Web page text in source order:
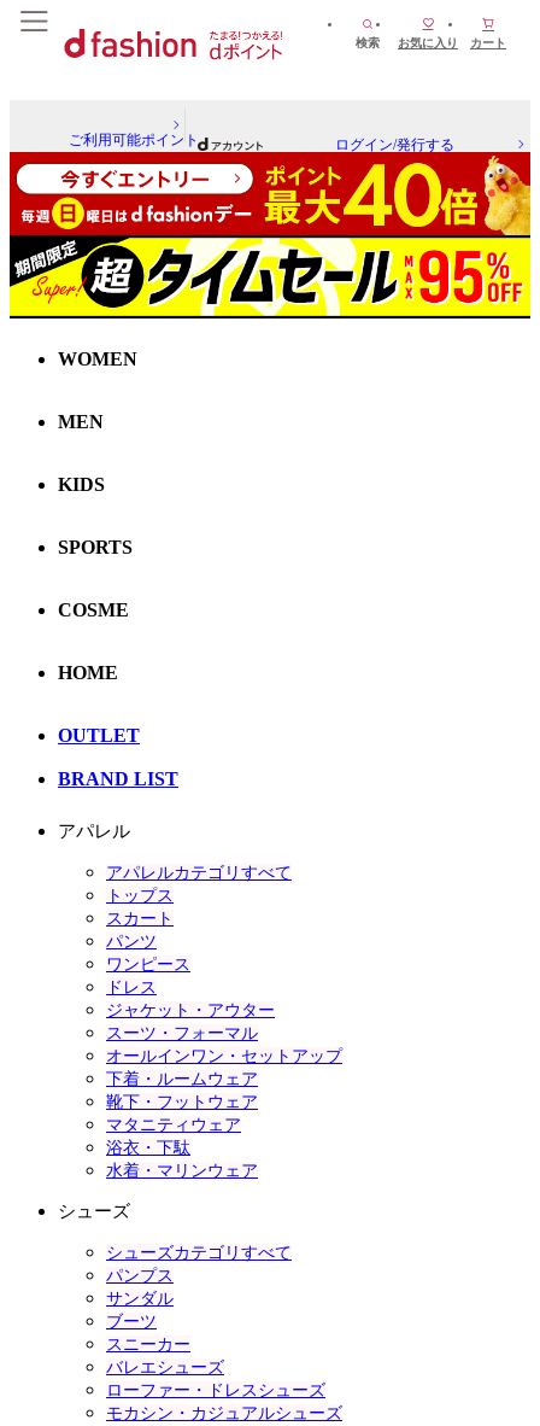
検索 お気に入り カート
ご利用可能ポイント ログイン/発行する
WOMEN
MEN
KIDS
SPORTS
COSME
HOME
OUTLET
BRAND LIST
アパレル
アパレルカテゴリすべて
トップス
スカート
パンツ
ワンピース
ドレス
ジャケット・アウター
スーツ・フォーマル
オールインワン・セットアップ
下着・ルームウェア
靴下・フットウェア
マタニティウェア
浴衣・下駄
水着・マリンウェア
シューズ
シューズカテゴリすべて
パンプス
サンダル
ブーツ
スニーカー
バレエシューズ
ローファー・ドレスシューズ
モカシン・カジュアルシューズ